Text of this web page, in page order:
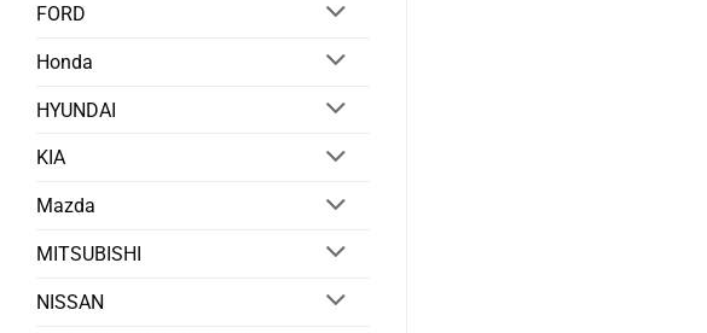
FORD
Honda
HYUNDAI
KIA
Mazda
MITSUBISHI
NISSAN